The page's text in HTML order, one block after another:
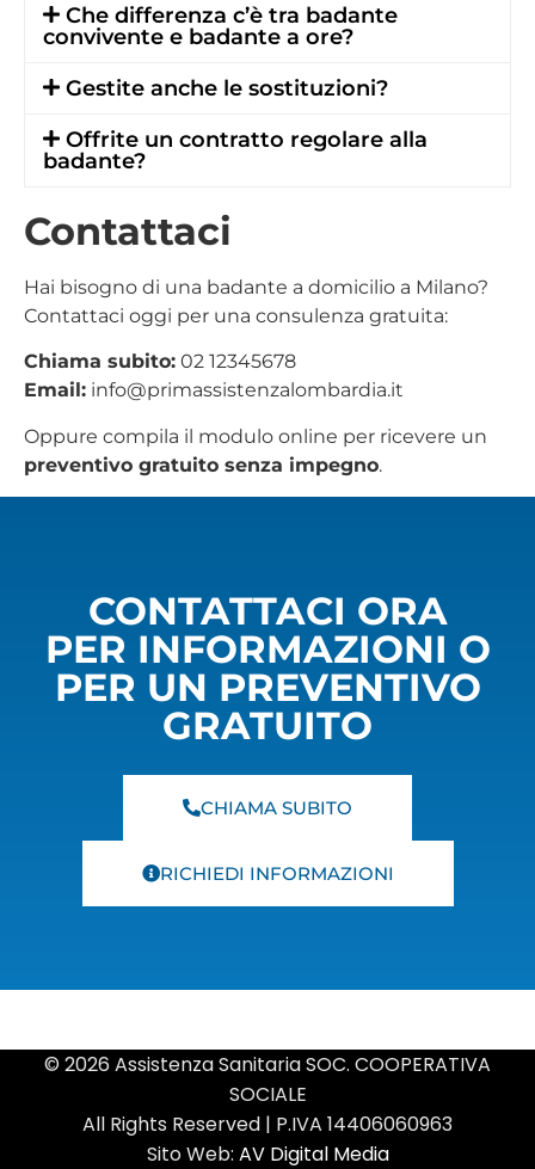
Che differenza c’è tra badante
convivente e badante a ore?
Gestite anche le sostituzioni?
Offrite un contratto regolare alla
badante?
Contattaci
Hai bisogno di una badante a domicilio a Milano?
Contattaci oggi per una consulenza gratuita:
Chiama subito: 02 12345678
Email: info@primassistenzalombardia.it
Oppure compila il modulo online per ricevere un
preventivo gratuito senza impegno.
CONTATTACI ORA
PER INFORMAZIONI O
PER UN PREVENTIVO
GRATUITO
CHIAMA SUBITO
RICHIEDI INFORMAZIONI
© 2026 Assistenza Sanitaria SOC. COOPERATIVA
SOCIALE
All Rights Reserved | P.IVA 14406060963
Sito Web: AV Digital Media